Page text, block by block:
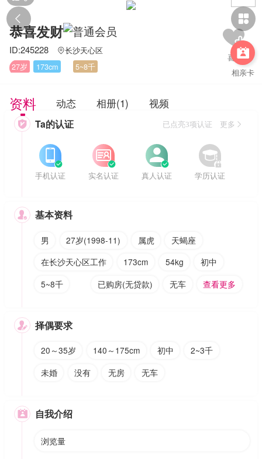
 

相亲卡
恭喜发财
ID:245228 长沙天心区
27岁
173cm 5~8千
资料 动态 相册(1) 视频
 Ta的认证 已点亮3项认证 更多


手机认证


实名认证


真人认证


学历认证
 基本资料
男 27岁(1998-11) 属虎
天蝎座
在长沙天心区工作
173cm 54kg
初中
5~8千
已购房(无贷款) 无车 查看更多
 择偶要求
20～35岁 140～175cm 初中
2~3千
未婚
没有 无房 无车
 自我介绍
浏览量